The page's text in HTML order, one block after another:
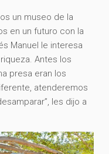
un museo de la
en un futuro con la
Manuel le interesa
Antes los
presa eran los
atenderemos
les dijo a